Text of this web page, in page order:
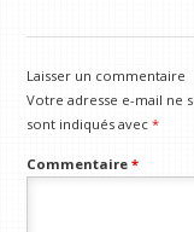
Laisser un commentaire
Votre adresse e-mail ne
sont indiqués avec*
Commentaire*